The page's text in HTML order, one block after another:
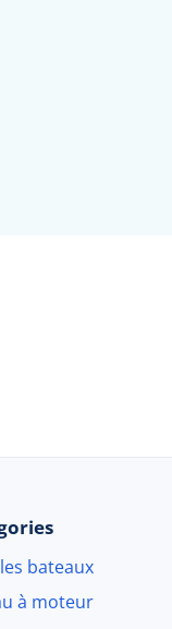
bateaux
à moteur